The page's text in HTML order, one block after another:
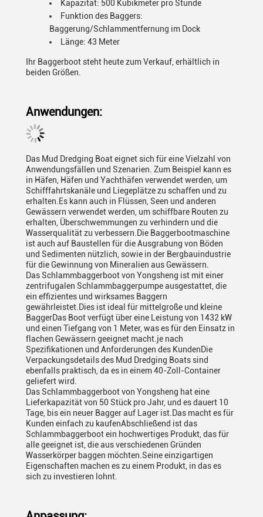
Kapazität: 500 Kubikmeter pro Stunde
Funktion des Baggers:
Baggerung/Schlammentfernung im Dock
Länge: 43 Meter
Ihr Baggerboot steht heute zum Verkauf, erhältlich in
beiden Größen.
Anwendungen:
Das Mud Dredging Boat eignet sich für eine Vielzahl von
Anwendungsfällen und Szenarien. Zum Beispiel kann es
in Häfen, Häfen und Yachthäfen verwendet werden, um
Schifffahrtskanäle und Liegeplätze zu schaffen und zu
erhalten.Es kann auch in Flüssen, Seen und anderen
Gewässern verwendet werden, um schiffbare Routen zu
erhalten, Überschwemmungen zu verhindern und die
Wasserqualität zu verbessern.Die Baggerbootmaschine
ist auch auf Baustellen für die Ausgrabung von Böden
und Sedimenten nützlich, sowie in der Bergbauindustrie
für die Gewinnung von Mineralien aus Gewässern.
Das Schlammbaggerboot von Yongsheng ist mit einer
zentrifugalen Schlammbaggerpumpe ausgestattet, die
ein effizientes und wirksames Baggern
gewährleistet.Dies ist ideal für mittelgroße und kleine
BaggerDas Boot verfügt über eine Leistung von 1432 kW
und einen Tiefgang von 1 Meter, was es für den Einsatz in
flachen Gewässern geeignet macht.je nach
Spezifikationen und Anforderungen des KundenDie
Verpackungsdetails des Mud Dredging Boats sind
ebenfalls praktisch, da es in einem 40-Zoll-Container
geliefert wird.
Das Schlammbaggerboot von Yongsheng hat eine
Lieferkapazität von 50 Stück pro Jahr, und es dauert 10
Tage, bis ein neuer Bagger auf Lager ist.Das macht es für
Kunden einfach zu kaufenAbschließend ist das
Schlammbaggerboot ein hochwertiges Produkt, das für
alle geeignet ist, die aus verschiedenen Gründen
Wasserkörper baggen möchten.Seine einzigartigen
Eigenschaften machen es zu einem Produkt, in das es
sich zu investieren lohnt.